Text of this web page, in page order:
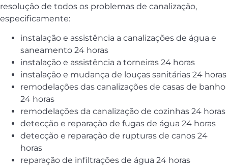
resoluçâo de todos os problemas de canalização,
especificamente:
instalação e assistência a canalizações de água e
saneamento 24 horas
instalação e assistência a torneiras 24 horas
instalação e mudança de louças sanitárias 24 horas
remodelações das canalizações de casas de banho
24 horas
remodelações da canalização de cozinhas 24 horas
detecção e reparação de fugas de água 24 horas
detecção e reparação de rupturas de canos 24
horas
reparação de infiltrações de água 24 horas